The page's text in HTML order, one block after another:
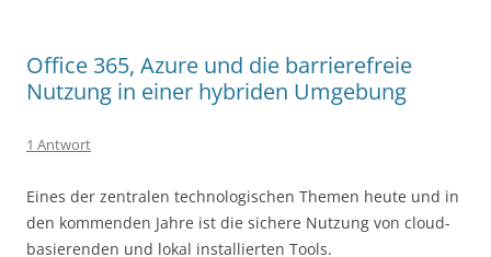
Office 365, Azure und die barrierefreie
Nutzung in einer hybriden Umgebung
1 Antwort
Eines der zentralen technologischen Themen heute und in
den kommenden Jahre ist die sichere Nutzung von cloud-
basierenden und lokal installierten Tools.